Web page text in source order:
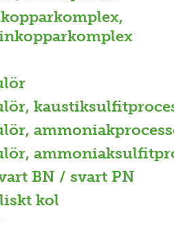
BN / svart PN
kol